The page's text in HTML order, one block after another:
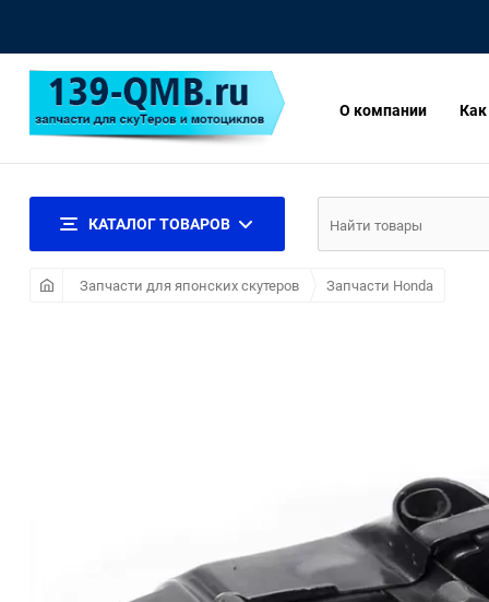
О компании Как
КАТАЛОГ ТОВАРОВ
Запчасти для японских скутеров Запчасти Honda